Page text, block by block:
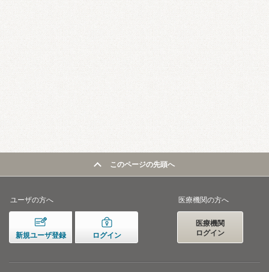
このページの先頭へ
ユーザの方へ
新規ユーザ登録 ログイン
医療機関の方へ
医療機関
ログイン